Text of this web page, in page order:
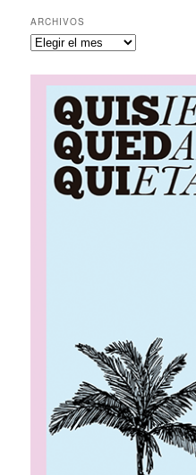
ARCHIVOS
Archivos